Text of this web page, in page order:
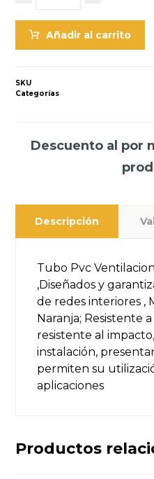
Añadir al carrito
SKU
Categorías
Descuento al por
Descripción
Tubo Pvc
,Diseñados y
de redes interiores ,
Naranja; Resistente
resistente al
instalación,
permiten su
aplicaciones
Productos